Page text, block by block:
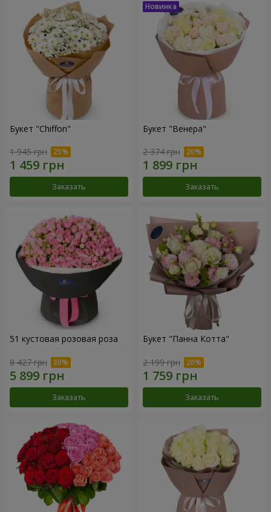
Букет "Chiffon"
1 945 грн
Заказать
Букет "Венера"
2 374 грн
Заказать
51 кустовая розовая роза
8 427 грн
Заказать
Букет "Панна Котта"
2 199 грн
Заказать